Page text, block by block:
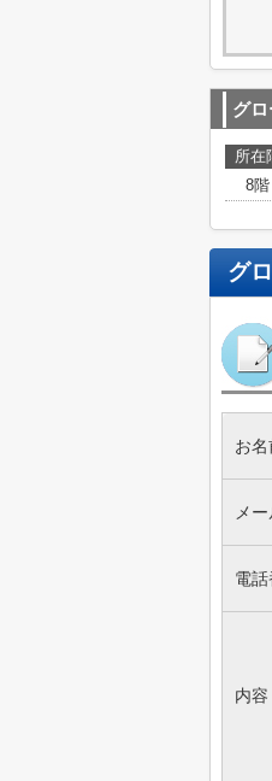
グ
所在
8階
グ
お名
メ
電
内容